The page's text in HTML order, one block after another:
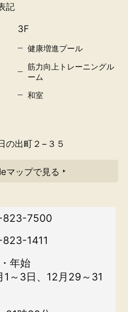
記
3F
健康増進プール
筋力向上トレーニングル
ーム
和室
の出町２−３５
マップで見る
823-7500
1411
年始
1～3日、12月29～31